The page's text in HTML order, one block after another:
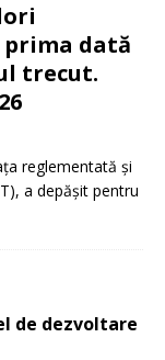
dată
trecut.
reglementată și
a depășit pentru
de dezvoltare